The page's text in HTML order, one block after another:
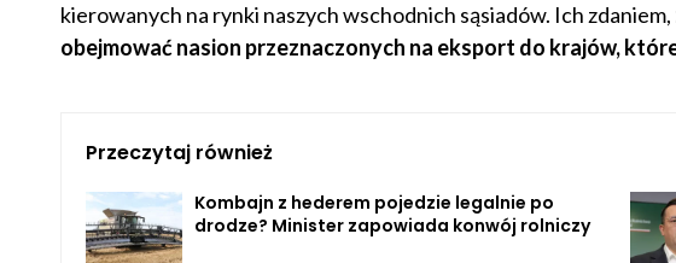
kierowanych na rynki naszych wschodnich sąsiadów. Ich zdaniem,
obejmować nasion przeznaczonych na eksport do krajów,
Przeczytaj również
Kombajn z hederem pojedzie legalnie po
drodze? Minister zapowiada konwój rolniczy